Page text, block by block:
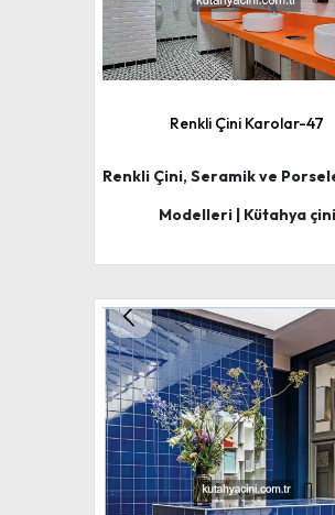
Renkli Çini Karolar-47
Renkli Çini, Seramik ve
Modelleri | Kütahya çini